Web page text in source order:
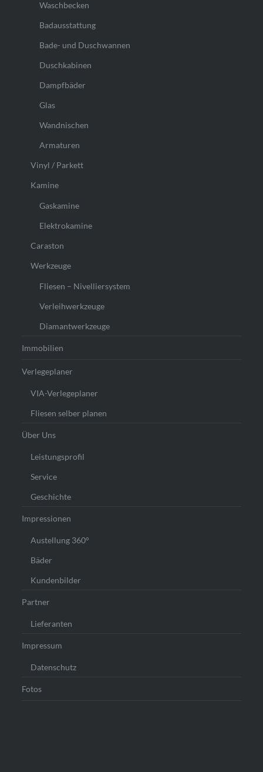
Waschbecken
Badausstattung
Bade- und Duschwannen
Duschkabinen
Dampfbäder
Glas
Wandnischen
Armaturen
Vinyl / Parkett
Kamine
Gaskamine
Elektrokamine
Caraston
Werkzeuge
Fliesen – Nivelliersystem
Verleihwerkzeuge
Diamantwerkzeuge
Immobilien
Verlegeplaner
VIA-Verlegeplaner
Fliesen selber planen
Über Uns
Leistungsprofil
Service
Geschichte
Impressionen
Austellung 360°
Bäder
Kundenbilder
Partner
Lieferanten
Impressum
Datenschutz
Fotos